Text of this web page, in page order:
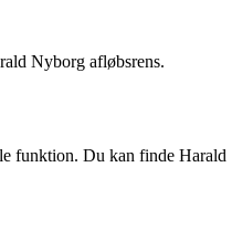
Nyborg afløbsrens.
funktion. Du kan finde Harald